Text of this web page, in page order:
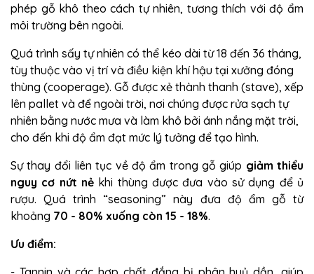
phép gỗ khô theo cách tự nhiên, tương thích với độ ẩm
môi trường bên ngoài.
Quá trình sấy tự nhiên có thể kéo dài từ 18 đến 36 tháng,
tùy thuộc vào vị trí và điều kiện khí hậu tại xưởng đóng
thùng (cooperage). Gỗ được xẻ thành thanh (stave), xếp
lên pallet và để ngoài trời, nơi chúng được rửa sạch tự
nhiên bằng nước mưa và làm khô bởi ánh nắng mặt trời,
cho đến khi độ ẩm đạt mức lý tưởng để tạo hình.
Sự thay đổi liên tục về độ ẩm trong gỗ giúp giảm thiểu
nguy cơ nứt nẻ khi thùng được đưa vào sử dụng để ủ
rượu. Quá trình “seasoning” này đưa độ ẩm gỗ từ
khoảng 70 - 80% xuống còn 15 - 18%.
Ưu điểm: